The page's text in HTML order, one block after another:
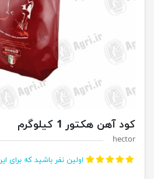
کود آهن هکتور 1 کیلوگرم
hector
اولین نفر باشید که برای